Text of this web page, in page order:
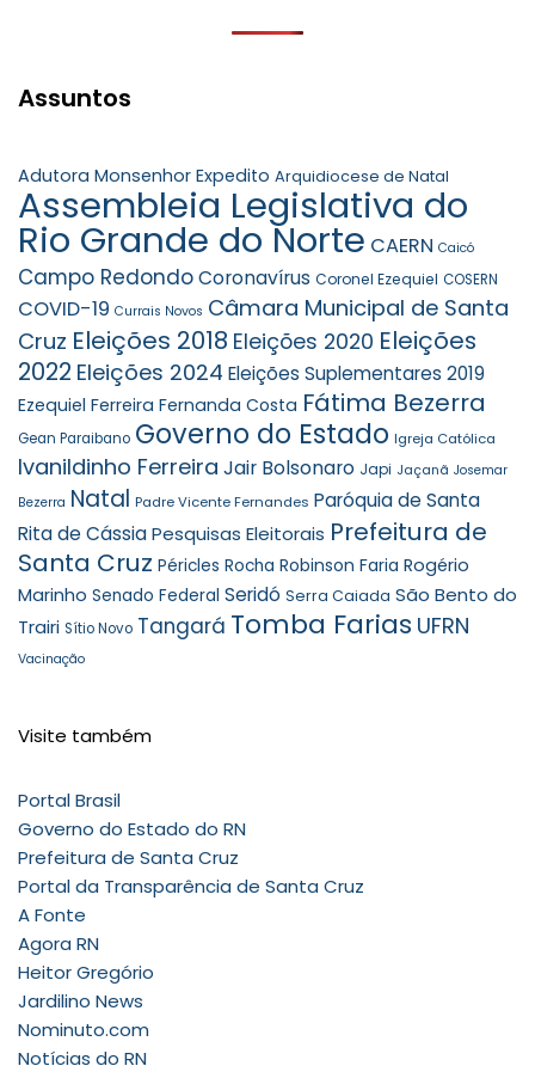
Assuntos
Adutora Monsenhor Expedito Arquidiocese de Natal
Assembleia Legislativa do
Rio Grande do Norte CAERN Caicó
Campo RedondoCoronavírus Coronel Ezequiel COSERN
COVID-19 Currais Novos Câmara Municipal de Santa
Cruz Eleições 2018 Eleições 2020 Eleições
2022 Eleições 2024 Eleições Suplementares 2019
Ezequiel Ferreira Fernanda Costa Fátima Bezerra
Gean Paraibano Governo do Estado Igreja Católica
Ivanildinho Ferreira Jair Bolsonaro Japi Jaçanã Josemar
Bezerra Natal Padre Vicente Fernandes Paróquia de Santa
Rita de CássiaPesquisas Eleitorais Prefeitura de
Santa Cruz Péricles Rocha Robinson Faria Rogério
Marinho Senado Federal Seridó Serra Caiada São Bento do
Trairi Sítio Novo Tangará Tomba Farias UFRN
Vacinação
Visite também
Portal Brasil
Governo do Estado do RN
Prefeitura de Santa Cruz
Portal da Transparência de Santa Cruz
A Fonte
Agora RN
Heitor Gregório
Jardilino News
Nominuto.com
Notícias do RN